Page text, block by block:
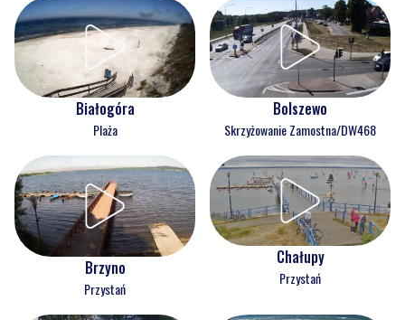
Białogóra
Plaża
Bolszewo
Skrzyżowanie Zamostna/DW468
Brzyno
Przystań
Chałupy
Przystań